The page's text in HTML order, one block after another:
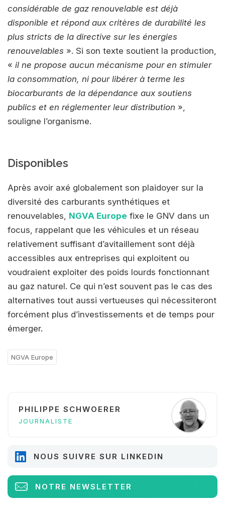
considérable de gaz renouvelable est déjà
disponible et répond aux critères de durabilité les
plus stricts de la directive sur les énergies
renouvelables ». Si son texte soutient la production,
« il ne propose aucun mécanisme pour en stimuler
la consommation, ni pour libérer à terme les
biocarburants de la dépendance aux soutiens
publics et en réglementer leur distribution »,
souligne l’organisme.
Disponibles
Après avoir axé globalement son plaidoyer sur la
diversité des carburants synthétiques et
renouvelables, NGVA Europe fixe le GNV dans un
focus, rappelant que les véhicules et un réseau
relativement suffisant d’avitaillement sont déjà
accessibles aux entreprises qui exploitent ou
voudraient exploiter des poids lourds fonctionnant
au gaz naturel. Ce qui n’est souvent pas le cas des
alternatives tout aussi vertueuses qui nécessiteront
forcément plus d’investissements et de temps pour
émerger.
NGVA Europe
PHILIPPE SCHWOERER
JOURNALISTE
NOUS SUIVRE SUR LINKEDIN
NOTRE NEWSLETTER